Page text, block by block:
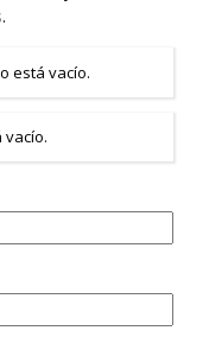
.
está vacío.
vacío.